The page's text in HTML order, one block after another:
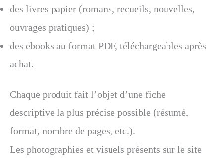
des livres papier (romans, recueils, nouvelles,
ouvrages pratiques) ;
des ebooks au format PDF, téléchargeables après
achat.
Chaque produit fait l’objet d’une fiche
descriptive la plus précise possible (résumé,
format, nombre de pages, etc.).
Les photographies et visuels présents sur le site